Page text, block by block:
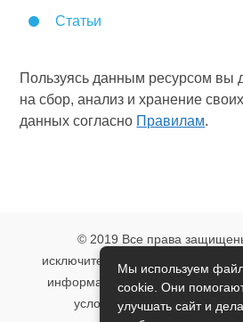
Статьи
Пользуясь данным ресурсом вы
на сбор, анализ и хранение
данных согласно Правилам.
© 2019 Все права
исключительно информационный
информация, опубликованная
условиях не является
Мы используем
cookie. Они
улучшать сайт и